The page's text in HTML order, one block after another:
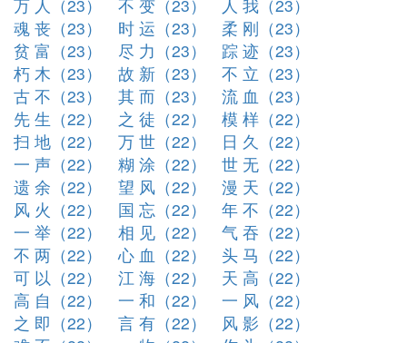
万 人（23）
不 变（23）
人 我（23）
魂 丧（23）
时 运（23）
柔 刚（23）
贫 富（23）
尽 力（23）
踪 迹（23）
朽 木（23）
故 新（23）
不 立（23）
古 不（23）
其 而（23）
流 血（23）
先 生（22）
之 徒（22）
模 样（22）
扫 地（22）
万 世（22）
日 久（22）
一 声（22）
糊 涂（22）
世 无（22）
遗 余（22）
望 风（22）
漫 天（22）
风 火（22）
国 忘（22）
年 不（22）
一 举（22）
相 见（22）
气 吞（22）
不 两（22）
心 血（22）
头 马（22）
可 以（22）
江 海（22）
天 高（22）
高 自（22）
一 和（22）
一 风（22）
之 即（22）
言 有（22）
风 影（22）